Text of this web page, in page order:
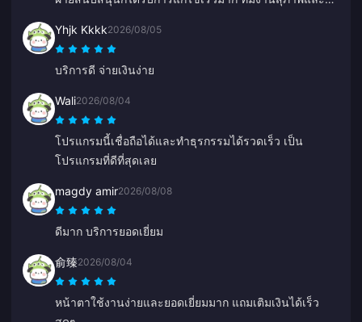
Yhjk Kkkk2026/08/05
บริการดี จ่ายเงินง่าย
Wali2026/08/04
โปรแกรมนี้เชื่อถือได้และทำธุรกรรมได้รวดเร็ว เป็น
โปรแกรมที่ดีที่สุดเลย
magdy amir2026/08/08
ดีมาก บริการยอดเยี่ยม
俞臻2026/08/04
หน้าตาใช้งานง่ายและยอดเยี่ยมมาก แถมเติมเงินได้เร็ว